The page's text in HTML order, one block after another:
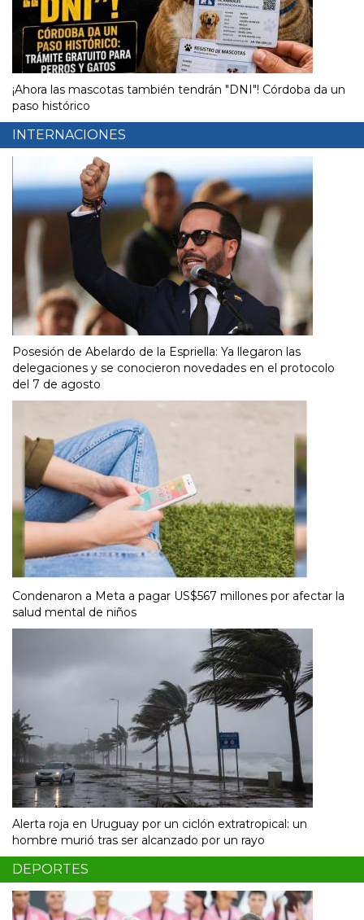
¡Ahora las mascotas también tendrán "DNI"! Córdoba da un
paso histórico
INTERNACIONES
Posesión de Abelardo de la Espriella: Ya llegaron las
delegaciones y se conocieron novedades en el protocolo
del 7 de agosto
Condenaron a Meta a pagar US$567 millones por afectar la
salud mental de niños
Alerta roja en Uruguay por un ciclón extratropical: un
hombre murió tras ser alcanzado por un rayo
DEPORTES